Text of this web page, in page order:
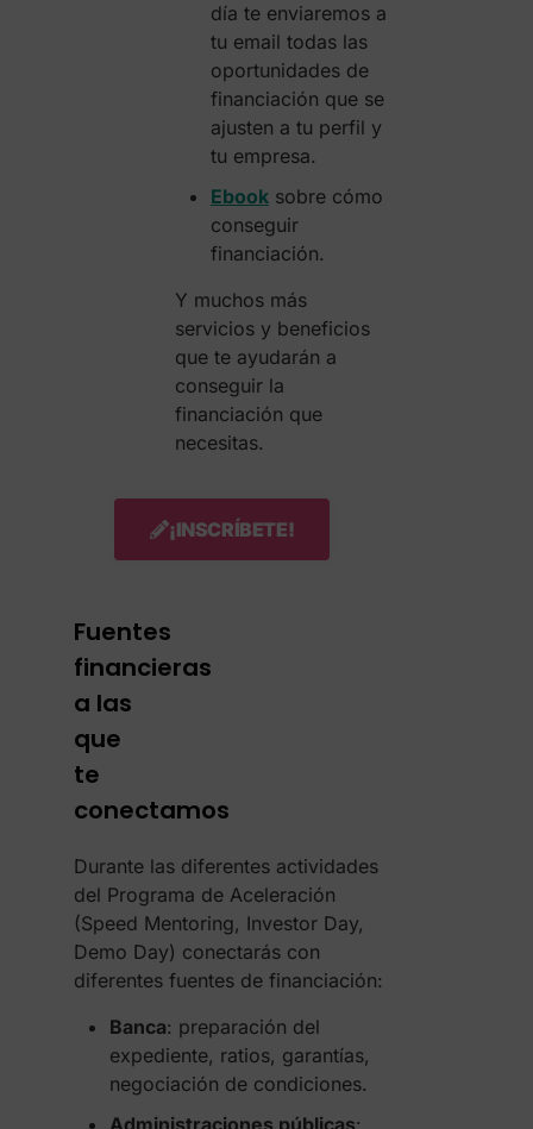
día te enviaremos a
tu email todas las
oportunidades de
financiación que se
ajusten a tu perfil y
tu empresa.
Ebooksobre cómo
conseguir
financiación.
Y muchos más
servicios y beneficios
que te ayudarán a
conseguir la
financiación que
necesitas.
¡INSCRÍBETE!
Fuentes
financieras
a las
que
te
conectamos
Durante las diferentes actividades
del Programa de Aceleración
(Speed Mentoring, Investor Day,
Demo Day) conectarás con
diferentes fuentes de financiación:
Banca: preparación del
expediente, ratios, garantías,
negociación de condiciones.
Administraciones públicas: